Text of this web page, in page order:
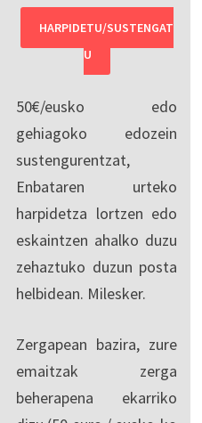
HARPIDETU/SUSTENGAT
U
50€/eusko edo
gehiagoko edozein
sustengurentzat,
Enbataren urteko
harpidetza lortzen edo
eskaintzen ahalko duzu
zehaztuko duzun posta
helbidean. Milesker.
Zergapean bazira, zure
emaitzak zerga
beherapena ekarriko